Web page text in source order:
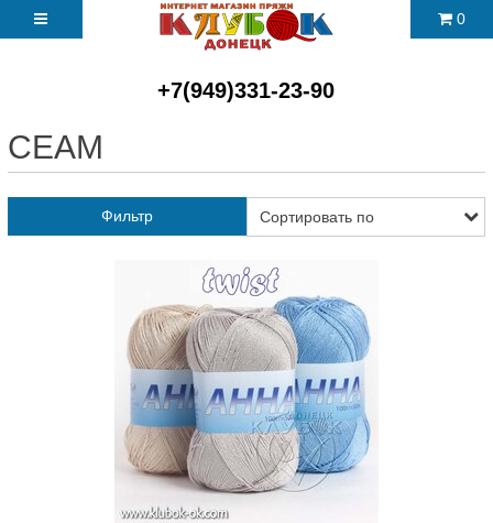
+7(949)331-23-90
0
СЕАМ
Фильтр